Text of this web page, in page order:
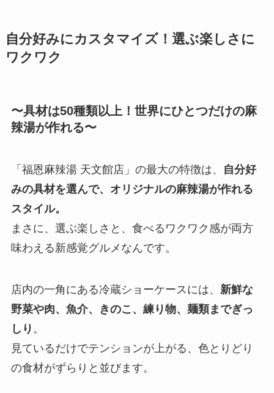
自分好みにカスタマイズ！選ぶ楽しさに
ワクワク
〜具材は50種類以上！世界にひとつだけの麻
辣湯が作れる〜
「福恩麻辣湯 天文館店」の最大の特徴は、
自分好
みの具材を選んで、オリジナルの麻辣湯が作れる
スタイル。
まさに、選ぶ楽しさと、食べるワクワク感が両方
味わえる新感覚グルメなんです。
店内の一角にある冷蔵ショーケースには、 新鮮な
野菜や肉、魚介、きのこ、練り物、麺類までぎっ
しり 。
見ているだけでテンションが上がる、色とりどり
の食材がずらりと並びます。